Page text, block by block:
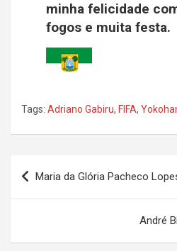
minha felicidade
fogos e muita festa.
Tags: Adriano Gabiru, FIFA,
Navegação
de
Maria da Glória Pacheco
André